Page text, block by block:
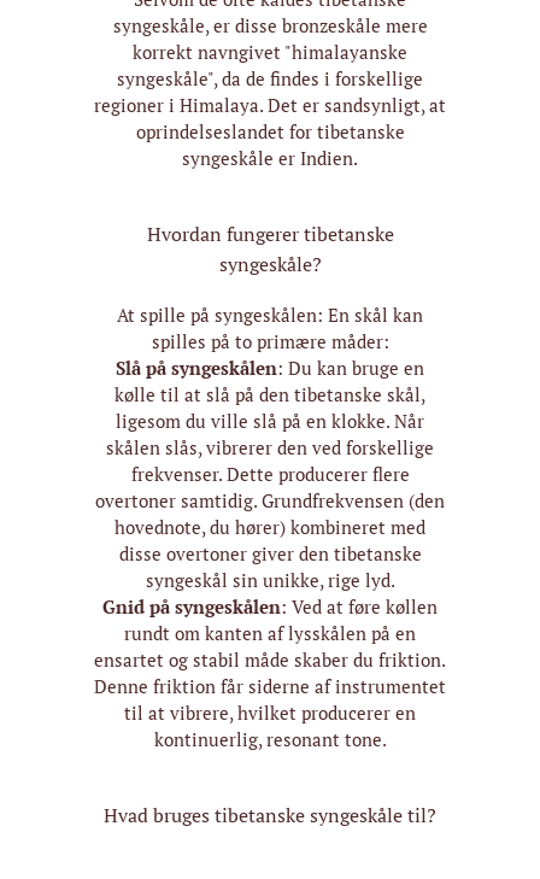
syngeskåle, er disse bronzeskåle mere
korrekt navngivet "himalayanske
syngeskåle", da de findes i forskellige
regioner i Himalaya. Det er sandsynligt, at
oprindelseslandet for tibetanske
syngeskåle er Indien.
Hvordan fungerer tibetanske
syngeskåle?
At spille på syngeskålen: En skål kan
spilles på to primære måder:
Slå på syngeskålen: Du kan bruge en
kølle til at slå på den tibetanske skål,
ligesom du ville slå på en klokke. Når
skålen slås, vibrerer den ved forskellige
frekvenser. Dette producerer flere
overtoner samtidig. Grundfrekvensen (den
hovednote, du hører) kombineret med
disse overtoner giver den tibetanske
syngeskål sin unikke, rige lyd.
Gnid på syngeskålen: Ved at føre køllen
rundt om kanten af lysskålen på en
ensartet og stabil måde skaber du friktion.
Denne friktion får siderne af instrumentet
til at vibrere, hvilket producerer en
kontinuerlig, resonant tone.
Hvad bruges tibetanske syngeskåle til?